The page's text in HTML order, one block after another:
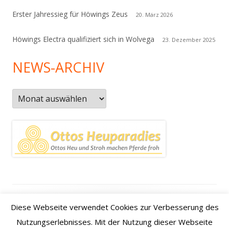
Erster Jahressieg für Höwings Zeus 20. März 2026
Höwings Electra qualifiziert sich in Wolvega 23. Dezember 2025
NEWS-ARCHIV
News-
Archiv
Inhalt
Datenschutzerklärung Kontakt | Impressum
Anfahrt /
Diese Webseite verwendet Cookies zur Verbesserung des
Nutzungserlebnisses. Mit der Nutzung dieser Webseite